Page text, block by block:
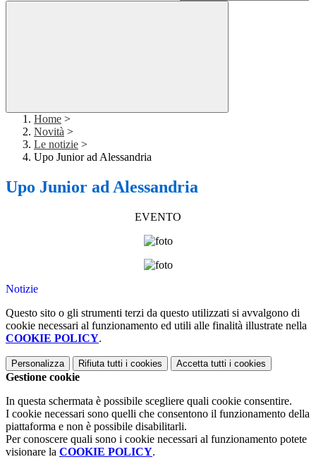
Home >
Novità >
Le notizie >
Upo Junior ad Alessandria
Upo Junior ad Alessandria
EVENTO
Notizie
Questo sito o gli strumenti terzi da questo utilizzati si avvalgono di
cookie necessari al funzionamento ed utili alle finalità illustrate nella
COOKIE POLICY.
Personalizza Rifiuta tutti i cookies Accetta tutti i cookies
Gestione cookie
In questa schermata è possibile scegliere quali cookie consentire.
I cookie necessari sono quelli che consentono il funzionamento della
piattaforma e non è possibile disabilitarli.
Per conoscere quali sono i cookie necessari al funzionamento potete
visionare la COOKIE POLICY.